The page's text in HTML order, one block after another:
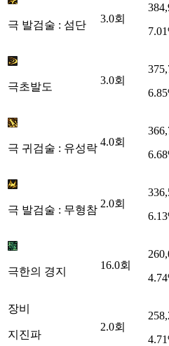
극 발검술 : 섬단
3.0회
극초발도
3.0회
극 귀검술 : 유성락
4.0회
극 발검술 : 무형참
2.0회
극한의 경지
16.0회
장비
지진파
2.0회